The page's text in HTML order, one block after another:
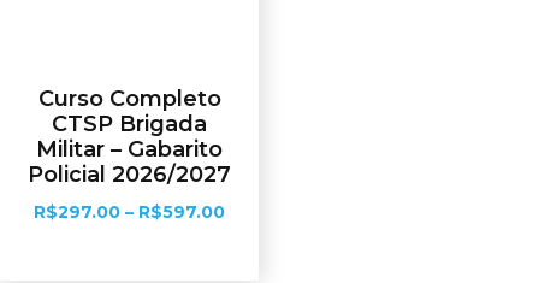
Curso Completo
CTSP Brigada
Militar – Gabarito
Policial 2026/2027
R$297.00 – R$597.00